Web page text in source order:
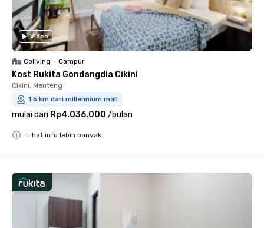
Video
Coliving • Campur
Kost Rukita Gondangdia Cikini
Cikini, Menteng
1.5 km dari millennium mall
mulai dari Rp4.036.000 /bulan
Lihat info lebih banyak